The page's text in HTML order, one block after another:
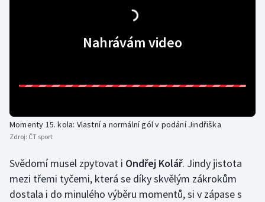
Vodní slalom
Volejbal
Ostatní
Nahrávám video
Momenty 15. kola: Vlastní a normální gól v podání Jindřiška
Zdroj: ČT sport
Svědomí musel zpytovat i Ondřej Kolář. Jindy jistota
mezi třemi tyčemi, která se díky skvělým zákrokům
dostala i do minulého výběru momentů, si v zápase s